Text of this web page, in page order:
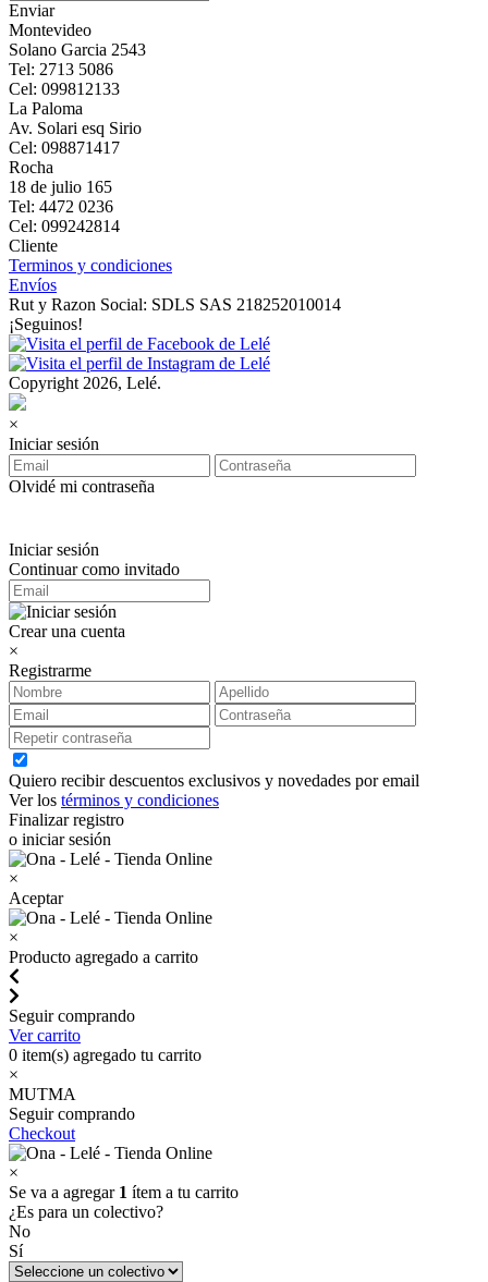
Enviar
Montevideo
Solano Garcia 2543
Tel: 2713 5086
Cel: 099812133
La Paloma
Av. Solari esq Sirio
Cel: 098871417
Rocha
18 de julio 165
Tel: 4472 0236
Cel: 099242814
Cliente
Terminos y condiciones
Envíos
Rut y Razon Social: SDLS SAS 218252010014
¡Seguinos!
Copyright 2026, Lelé.
×
Iniciar sesión
Olvidé mi contraseña
Iniciar sesión
Continuar como invitado
Crear una cuenta
×
Registrarme
Quiero recibir descuentos exclusivos y novedades por email
Ver los términos y condiciones
Finalizar registro
o iniciar sesión
×
Aceptar
×
Producto agregado a carrito
Seguir comprando
Ver carrito
0 item(s) agregado tu carrito
×
MUTMA
Seguir comprando
Checkout
×
Se va a agregar 1 ítem a tu carrito
¿Es para un colectivo?
No
Sí